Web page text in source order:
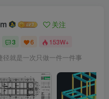
关注
3 6 153W+
径就是一次只做一件一件事